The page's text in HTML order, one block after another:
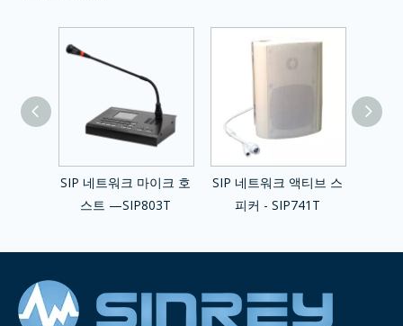
SIP 네트워크 마이크 호
스트 —SIP803T
SIP 네트워크 액티브 스
피커 - SIP741T